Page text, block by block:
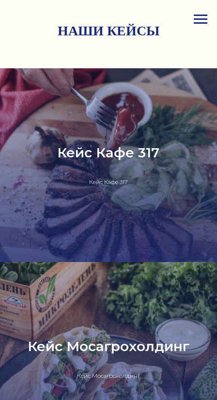
НАШИ КЕЙСЫ
Кейс Кафе 317
Кейс Кафе 317
Кейс Мосагрохолдинг
Кейс Мосагрохолдинг